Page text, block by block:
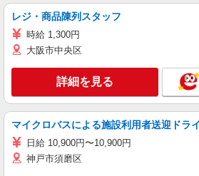
レジ・商品陳列スタッフ
時給 1,300円
大阪市中央区
詳細を見る
マイクロバスによる施設利用者送迎ドラ
日給 10,900円〜10,900円
神戸市須磨区